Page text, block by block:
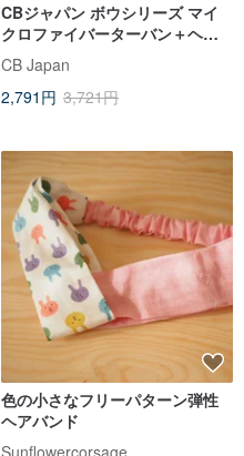
CBジャパン ボウシリーズ マイ
クロファイバーターバン＋ヘア
バンド 2点セット（2色展開）
CB Japan
2,791円 3,721円
色の小さなフリーパターン弾性
ヘアバンド
Sunflowercorsage